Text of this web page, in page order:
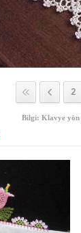
2
Bilgi: Klavye yön